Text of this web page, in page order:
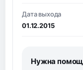
Дата выхода
01.12.2015
Нужна